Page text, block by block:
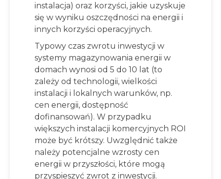
instalacja) oraz korzyści, jakie uzyskuje
się w wyniku oszczędności na energii i
innych korzyści operacyjnych.
Typowy czas zwrotu inwestycji w
systemy magazynowania energii w
domach wynosi od 5 do 10 lat (to
zależy od technologii, wielkości
instalacji i lokalnych warunków, np.
cen energii, dostępność
dofinansowań). W przypadku
większych instalacji komercyjnych ROI
może być krótszy. Uwzględnić także
należy potencjalne wzrosty cen
energii w przyszłości, które mogą
przyspieszyć zwrot z inwestycji.